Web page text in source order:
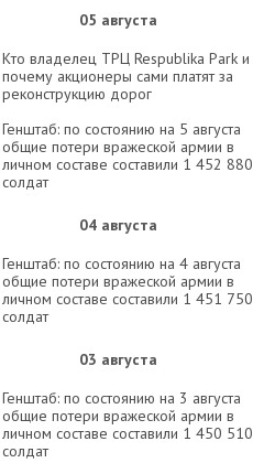
05 августа
Кто владелец ТРЦ Respublika Park и
почему акционеры сами платят за
реконструкцию дорог
Генштаб: по состоянию на 5 августа
общие потери вражеской армии в
личном составе составили 1 452 880
солдат
04 августа
Генштаб: по состоянию на 4 августа
общие потери вражеской армии в
личном составе составили 1 451 750
солдат
03 августа
Генштаб: по состоянию на 3 августа
общие потери вражеской армии в
личном составе составили 1 450 510
солдат